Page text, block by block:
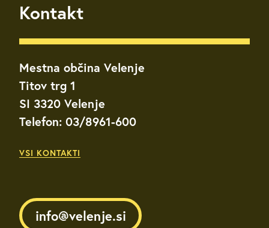
Kontakt
Mestna občina Velenje
Titov trg 1
SI 3320 Velenje
Telefon: 03/8961-600
VSI KONTAKTI
info@velenje.si